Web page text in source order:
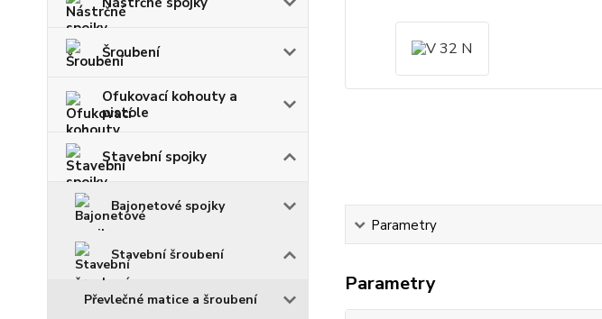
Šroubení
Ofukovací kohouty a
pistole
Stavební spojky
Bajonetové spojky
Stavební šroubení
Převlečné matice a šroubení
Parametry
Parametry